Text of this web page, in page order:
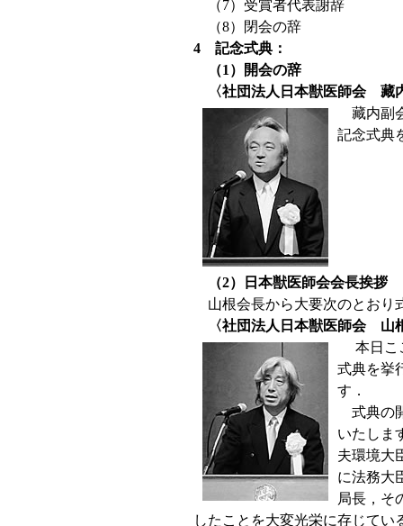
（7）受賞者代表謝辞
（8）閉会の辞
4 記念式典：
（1）開会の辞
〈社団法人日本獣医師会 藏
藏内副
記念式典
（2）日本獣医師会会長挨拶
山根会長から大要次のとおり
〈社団法人日本獣医師会 山
本日こ
式典を挙
す．
式典の
いたしま
夫環境大
に法務大
局長，そ
したことを大変光栄に存じてい